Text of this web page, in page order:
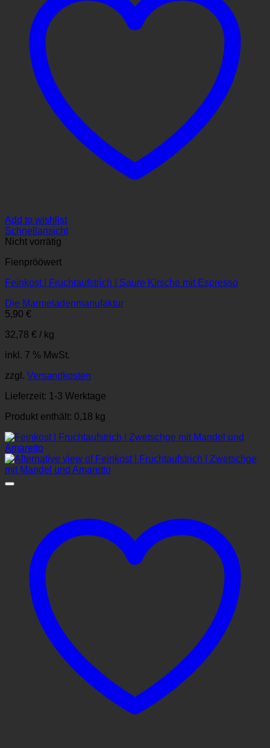
Add to wishlist
Schnellansicht
Nicht vorrätig
Fienprööwert
Feinkost | Fruchtaufstrich | Saure Kirsche mit Espresso
Die Marmeladenmanufaktur
5,90 €
32,78 € / kg
inkl. 7 % MwSt.
zzgl. Versandkosten
Lieferzeit: 1-3 Werktage
Produkt enthält: 0,18 kg